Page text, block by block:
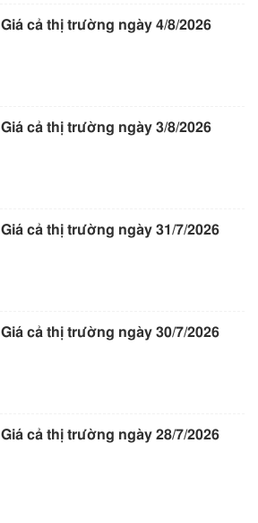
Giá cả thị trường ngày 4/8/2026
Giá cả thị trường ngày 3/8/2026
Giá cả thị trường ngày 31/7/2026
Giá cả thị trường ngày 30/7/2026
Giá cả thị trường ngày 28/7/2026